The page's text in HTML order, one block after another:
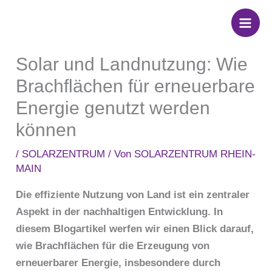
Solar und Landnutzung: Wie
Brachflächen für erneuerbare
Energie genutzt werden
können
/ SOLARZENTRUM / Von SOLARZENTRUM RHEIN-
MAIN
Die effiziente Nutzung von Land ist ein zentraler
Aspekt in der nachhaltigen Entwicklung. In
diesem Blogartikel werfen wir einen Blick darauf,
wie Brachflächen für die Erzeugung von
erneuerbarer Energie, insbesondere durch